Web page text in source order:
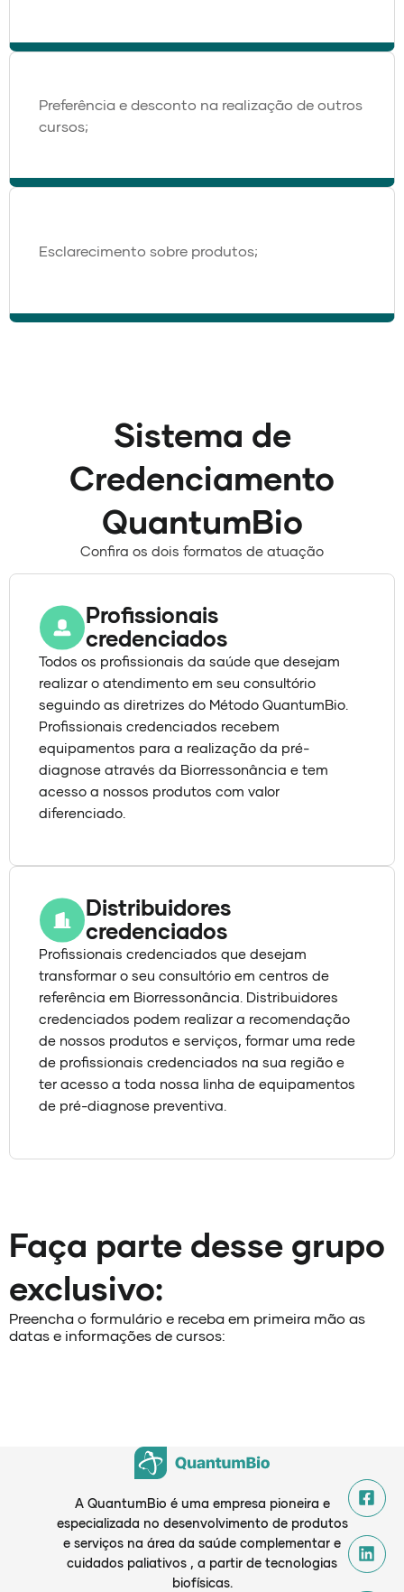
Preferência e desconto na realização de outros
cursos;
Esclarecimento sobre produtos;
Sistema de
Credenciamento
QuantumBio
Confira os dois formatos de atuação
Profissionais
credenciados
Todos os profissionais da saúde que desejam
realizar o atendimento em seu consultório
seguindo as diretrizes do Método QuantumBio.
Profissionais credenciados recebem
equipamentos para a realização da pré-
diagnose através da Biorressonância e tem
acesso a nossos produtos com valor
diferenciado.
Distribuidores
credenciados
Profissionais credenciados que desejam
transformar o seu consultório em centros de
referência em Biorressonância. Distribuidores
credenciados podem realizar a recomendação
de nossos produtos e serviços, formar uma rede
de profissionais credenciados na sua região e
ter acesso a toda nossa linha de equipamentos
de pré-diagnose preventiva.
Faça parte desse grupo
exclusivo:
Preencha o formulário e receba em primeira mão as
datas e informações de cursos:
A QuantumBio é uma empresa pioneira e
especializada no desenvolvimento de produtos
e serviços na área da saúde complementar e
cuidados paliativos , a partir de tecnologias
biofísicas.